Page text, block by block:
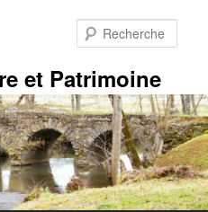
et Patrimoine